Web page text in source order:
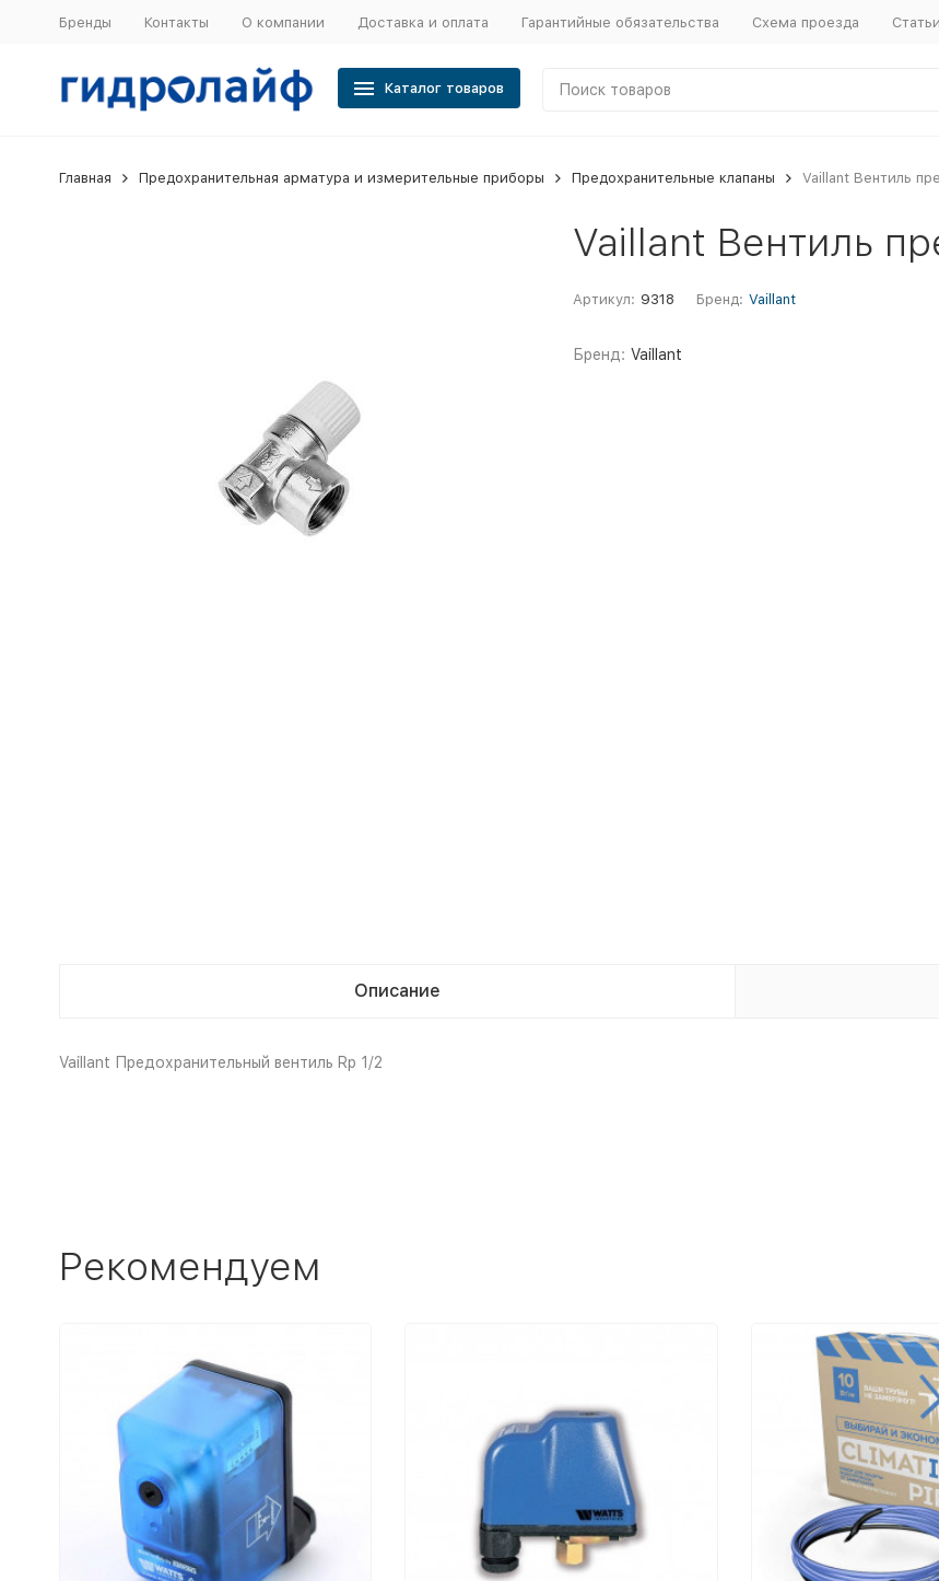
Бренды Контакты О компании Доставка и оплата Гарантийные обязательства Схема проезда Статьи
Каталог товаров
Главная Предохранительная арматура и измерительные приборы Предохранительные клапаны Vaillant Вентиль
Vaillant Вентиль
Артикул: 9318 Бренд: Vaillant
Бренд: Vaillant
Описание
Vaillant Предохранительный вентиль Rp 1/2
Рекомендуем